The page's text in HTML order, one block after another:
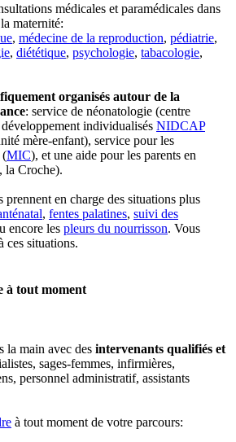
médicales et paramédicales dans
maternité:
, médecine de la reproduction, pédiatrie,
, diététique, psychologie, tabacologie,
organisés autour de la
: service de néonatologie (centre
développement individualisés NIDCAP
mère-enfant), service pour les
(MIC), et une aide pour les parents en
la Croche).
prennent en charge des situations plus
, fentes palatines, suivi des
encore les pleurs du nourrisson. Vous
ces situations.
à tout moment
la main avec des intervenants qualifiés et
sages-femmes, infirmières,
personnel administratif, assistants
à tout moment de votre parcours: